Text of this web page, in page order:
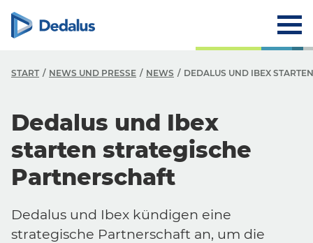
START NEWS UND PRESSE NEWS DEDALUS UND IBEX
Dedalus und Ibex
starten strategische
Partnerschaft
Dedalus und Ibex kündigen eine
strategische Partnerschaft an, um die